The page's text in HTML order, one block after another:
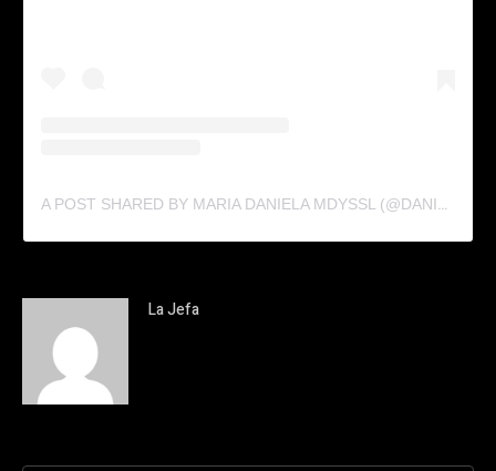
A POST SHARED BY MARIA DANIELA MDYSSL (@DANIAZPI)
La Jefa